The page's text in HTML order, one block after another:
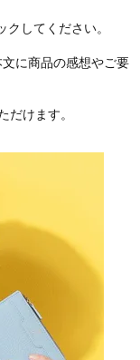
してください。
に商品の感想やご要
けます。